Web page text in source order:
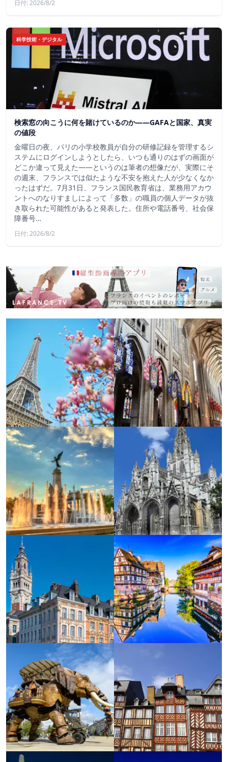
日付: 2026/8/2
科学技術・デジタル
検索窓の向こうに何を賭けているのか——GAFAと国家、真実
の値段
金曜日の夜、パリの小学校教員が自分の研修記録を管理するシ
ステムにログインしようとしたら、いつも通りのはずの画面が
どこか違って見えた——というのは筆者の想像だが、実際にそ
の週末、フランスでは似たような不安を抱えた人が少なくなか
ったはずだ。7月31日、フランス国民教育省は、業務用アカウ
ントへのなりすましによって「多数」の職員の個人データが抜
き取られた可能性があると発表した。住所や電話番号、社会保
障番号…
日付: 2026/8/2